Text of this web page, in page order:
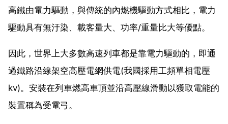
高鐵由電力驅動，與傳統的內燃機驅動方式相比，電力
驅動具有無汙染、載客量大、功率/重量比大等優點。
因此，世界上大多數高速列車都是靠電力驅動的，即通
過鐵路沿線架空高壓電網供電(我國採用工頻單相電壓
kv)。安裝在列車燃高車頂並沿高壓線滑動以獲取電能的
裝置稱為受電弓。